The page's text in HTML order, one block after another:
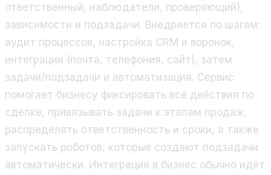
ответственный, наблюдатели, проверяющий),
зависимости и подзадачи. Внедряется по шагам:
аудит процессов, настройка CRM и воронок,
интеграции (почта, телефония, сайт), затем
задачи/подзадачи и автоматизация. Сервис
помогает бизнесу фиксировать все действия по
сделке, привязывать задачи к этапам продаж,
распределять ответственность и сроки, а также
запускать роботов, которые создают подзадачи
автоматически. Интеграция в бизнес обычно идёт